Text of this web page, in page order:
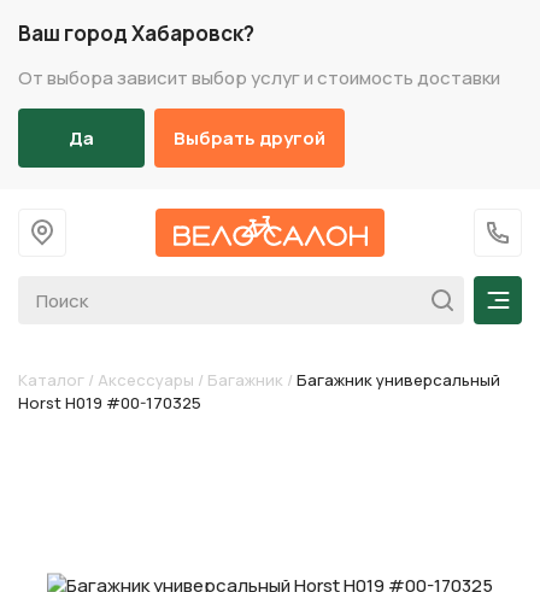
Ваш город Хабаровск?
От выбора зависит выбор услуг и стоимость доставки
Да Выбрать другой
На главную
+7
Каталог / Аксессуары / Багажник / Багажник универсальный
Horst H019 #00-170325